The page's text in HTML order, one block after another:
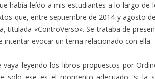
había leído a mis estudiantes a lo largo de
que, entre septiembre de 2014 y agosto
titulada «ControVerso». Se trataba de
intentar evocar un tema relacionado con ella.
vaya leyendo los libros propuestos por